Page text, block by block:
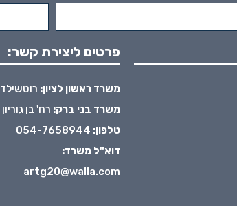
פרטים ליצירת קשר:
משרד ראשון לציון: רוטשילד 53, ראשל"צ.
משרד בני ברק: רח' בן גוריון 1 (מגדלי בסר 2 קומה 25).
טלפון: 054-7658944
דוא"ל משרד:
artg20@walla.com